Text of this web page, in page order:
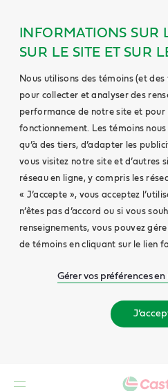
INFORMATIONS SUR
SUR LE SITE ET SUR
Nous utilisons des témoins (et
pour collecter et analyser des
performance de notre site et
fonctionnement. Les témoins
qu’à des tiers, d’adapter les
vous visitez notre site et d’autres
réseau en ligne, y compris les
« J’accepte », vous acceptez
n’êtes pas d’accord ou si vous
renseignements, vous pouvez
de témoins en cliquant sur le lien
Gérer vos préférences